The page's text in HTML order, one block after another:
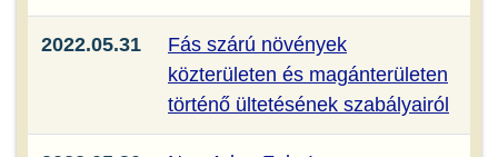
2022.05.31
Fás szárú növények
közterületen és magánterületen
történő ültetésének szabályairól